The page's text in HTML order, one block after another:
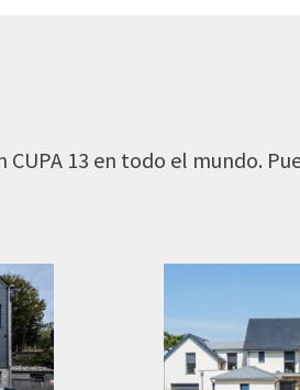
13 en todo el mundo.